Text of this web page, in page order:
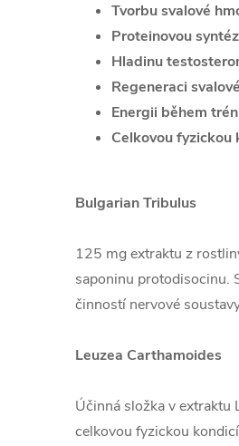
Tvorbu svalové
Proteinovou
Hladinu
Regeneraci
Energii během
Celkovou fyzickou
Bulgarian Tribulus
125 mg extraktu z
saponinu protodisocinu.
činností nervové
Leuzea Carthamoides
Účinná složka v extraktu
celkovou fyzickou